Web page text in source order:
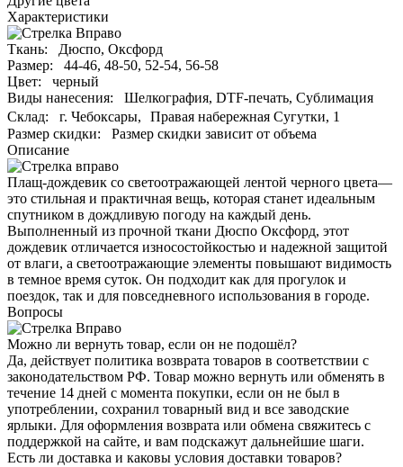
Характеристики
Ткань:
Дюспо, Оксфорд
Размер:
44-46, 48-50, 52-54, 56-58
Цвет:
черный
Виды нанесения:
Шелкография, DTF-печать, Сублимация
Склад:
г. Чебоксары, Правая набережная Сугутки, 1
Размер скидки:
Размер скидки зависит от объема
Описание
Плащ-дождевик со светоотражающей лентой черного цвета—
это стильная и практичная вещь, которая станет идеальным
спутником в дождливую погоду на каждый день.
Выполненный из прочной ткани Дюспо Оксфорд, этот
дождевик отличается износостойкостью и надежной защитой
от влаги, а светоотражающие элементы повышают видимость
в темное время суток. Он подходит как для прогулок и
поездок, так и для повседневного использования в городе.
Вопросы
Можно ли вернуть товар, если он не подошёл?
Да, действует политика возврата товаров в соответствии с
законодательством РФ. Товар можно вернуть или обменять в
течение 14 дней с момента покупки, если он не был в
употреблении, сохранил товарный вид и все заводские
ярлыки. Для оформления возврата или обмена свяжитесь с
поддержкой на сайте, и вам подскажут дальнейшие шаги.
Есть ли доставка и каковы условия доставки товаров?